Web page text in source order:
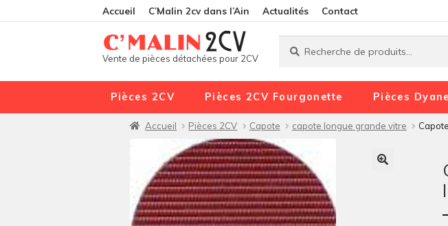
Accueil C’Malin 2cv dans l’Ain Actualités Contact
Vente de pièces détachées pour 2CV
Recherche
Recherche
Pièces 2CV Pièces 2CV Fourgonette Pièces Dyane
Accueil Pièces 2CV Capote capote longue grande vitre